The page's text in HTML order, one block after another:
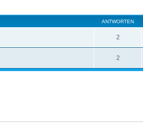
ANTWORTEN
2
2